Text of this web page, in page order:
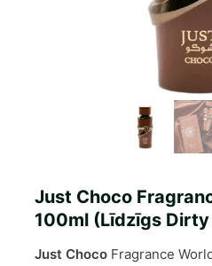
Just Choco
100ml (Līdzīgs
Just Choco Fragrance